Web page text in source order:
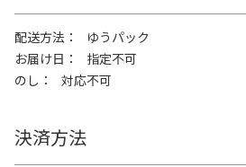
配送方法
ゆうパック
お届け日
指定不可
のし
対応不可
決済方法